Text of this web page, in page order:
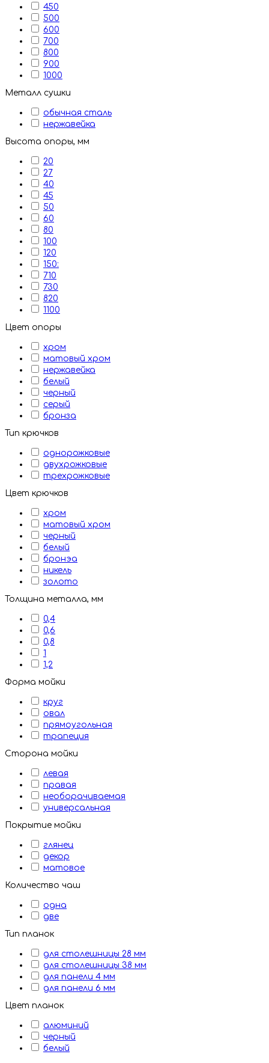
450
500
600
700
800
900
1000
Металл сушки
обычная сталь
нержавейка
Высота опоры, мм
20
27
40
45
50
60
80
100
120
150:
710
730
820
1100
Цвет опоры
хром
матовый хром
нержавейка
белый
черный
серый
бронза
Тип крючков
однорожковые
двухрожковые
трехрожковые
Цвет крючков
хром
матовый хром
черный
белый
бронэа
никель
золото
Толщина металла, мм
0,4
0,6
0,8
1
1,2
Форма мойки
круг
овал
прямоугольная
трапеция
Сторона мойки
левая
правая
необорачиваемая
универсальная
Покрытие мойки
глянец
декор
матовое
Количество чаш
одна
две
Тип планок
для столешницы 28 мм
для столешницы 38 мм
для панели 4 мм
для панели 6 мм
Цвет планок
алюминий
черный
белый